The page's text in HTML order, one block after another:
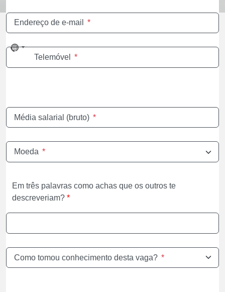
Endereço de e-mail *
No
countryTelemóvel *
Média salarial (bruto) *
Moeda *
Em três palavras como achas que os outros te
descreveriam? *
Como tomou conhecimento desta vaga? *